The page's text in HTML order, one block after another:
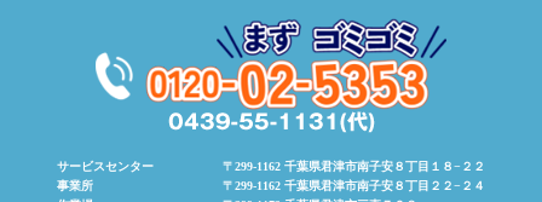
サービスセンター
事業所
〒299-1162 千葉県君津市南子安８丁目１８−２２
〒299-1162 千葉県君津市南子安８丁目２２−２４